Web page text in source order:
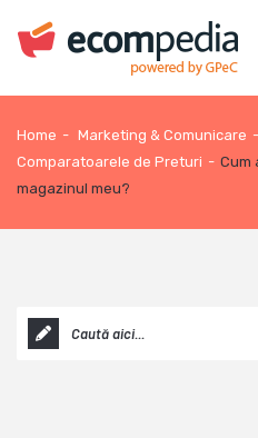
Home - Marketing & Comunicare -
Comparatoarele de Preturi - Cum
magazinul meu?